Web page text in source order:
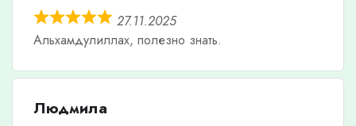
27.11.2025
Альхамдулиллах, полезно знать.
Людмила